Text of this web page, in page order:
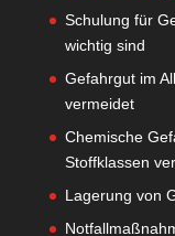
Schulung für
wichtig sind
Gefahrgut im
vermeidet
Chemische
Stoffklassen
Lagerung von